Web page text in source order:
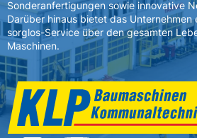
Sonderanfertigungen sowie innovative
Darüber hinaus bietet das Unternehmen
sorglos-Service über den gesamten
Maschinen.